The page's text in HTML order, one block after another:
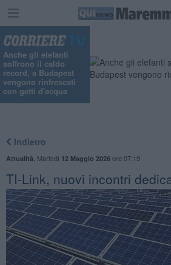
Anche gli elefanti
soffrono il caldo
record, a Budapest
vengono rinfrescati
con getti d'acqua
Indietro
Attualità Martedì 12 Maggio 2026ore 07:19
TI-Link, nuovi incontri